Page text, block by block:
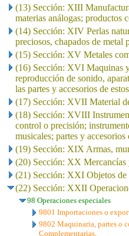
(13) Sección: XIII
materias análogas; productos
(14) Sección: XIV Perlas
preciosos, chapados de metal
(15) Sección: XV Metales
(16) Sección: XVI Maquinas
reproducción de sonido,
las partes y accesorios de
(17) Sección: XVII Material
(18) Sección: XVIII
control o precisión;
musicales; partes y
(19) Sección: XIX Armas,
(20) Sección: XX Mercancías
(21) Sección: XXI Objetos de
(22) Sección: XXII
98 Operaciones especiales
9801 Importaciones o
9802 Maquinaria, partes o
Complementarias.